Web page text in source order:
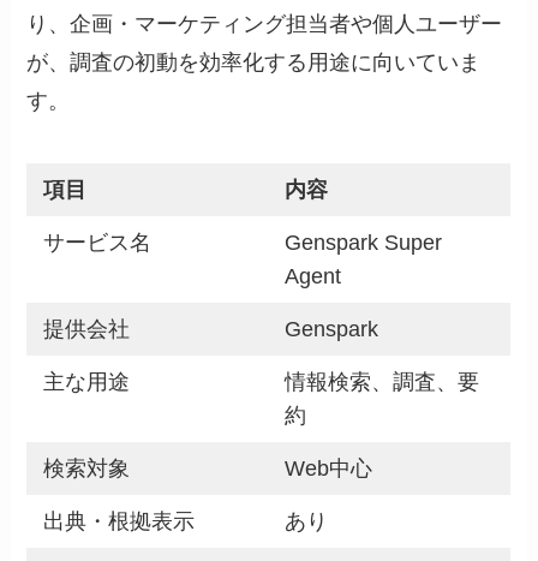
り、企画・マーケティング担当者や個人ユーザー
が、調査の初動を効率化する用途に向いていま
す。
項目 内容
サービス名
Genspark Super
Agent
提供会社 Genspark
主な用途
情報検索、調査、要
約
検索対象 Web中心
出典・根拠表示 あり